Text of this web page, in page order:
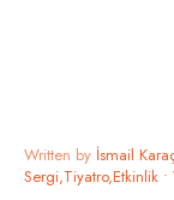
Written by İsmail
Sergi,Tiyatro,Etkinlik •